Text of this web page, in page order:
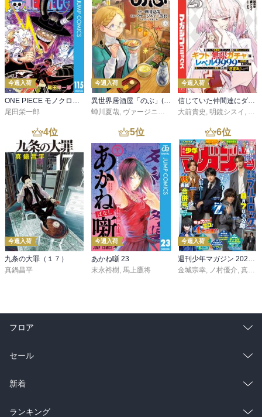
今週入荷
ONE PIECE モノクロ版 115
尾田栄一郎
今週入荷
異世界居酒屋「のぶ」(22)
蝉川夏哉, ヴァージニア二等兵 ,転
今週入荷
信じていた仲間達にダンジョン奥地で殺されかけたがギフト『無限ガチャ』でレベル９９９９の仲間達を手に入れて元パーティーメンバーと世界に復讐＆『ざまぁ！』します！（２３）
大前貴史 , 明鏡シスイ , ｔ
4位
今週入荷
九条の大罪（１７）
真鍋昌平
5位
今週入荷
あかね噺 23
末永裕樹 馬上鷹将
6位
今週入荷
金城宗幸
ノ村優介 真島ヒロ
フロア
総合
ラノベ
雑誌・グラビア
セール
総合
ラノベ
新着
総合
ランキング